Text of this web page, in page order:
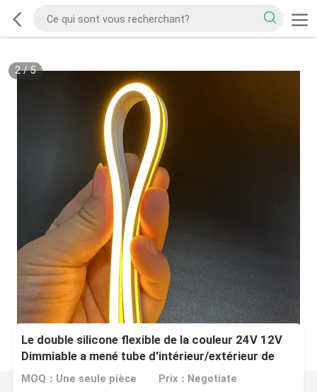
2/5
Le double silicone flexible de la couleur 24V 12V
Dimmiable a mené tube d'intérieur/extérieur de
bande de silicone
MOQ：Une seule pièce Prix：Negotiate